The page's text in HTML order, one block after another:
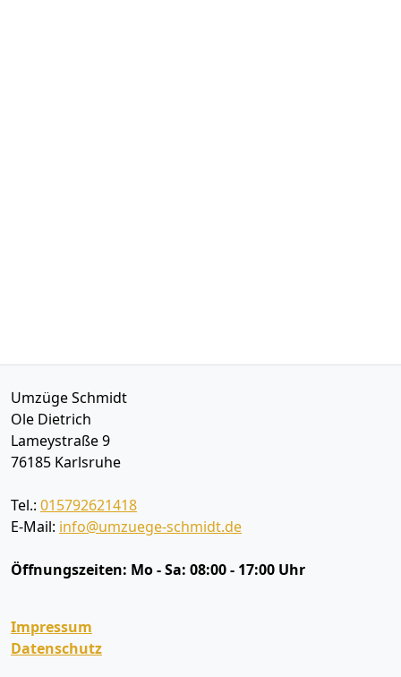
Umzüge Schmidt
Ole Dietrich
Lameystraße 9
76185 Karlsruhe
Tel.: 015792621418
E-Mail: info@umzuege-schmidt.de
Öffnungszeiten: Mo - Sa: 08:00 - 17:00 Uhr
Impressum
Datenschutz